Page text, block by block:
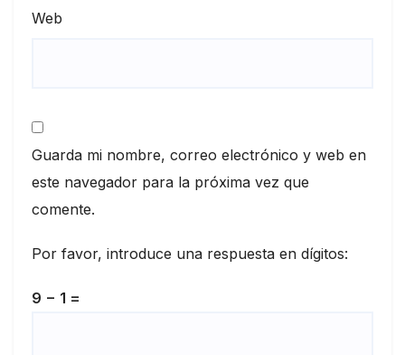
Web
Guarda mi nombre, correo electrónico y web en
este navegador para la próxima vez que
comente.
Por favor, introduce una respuesta en dígitos:
9 − 1 =